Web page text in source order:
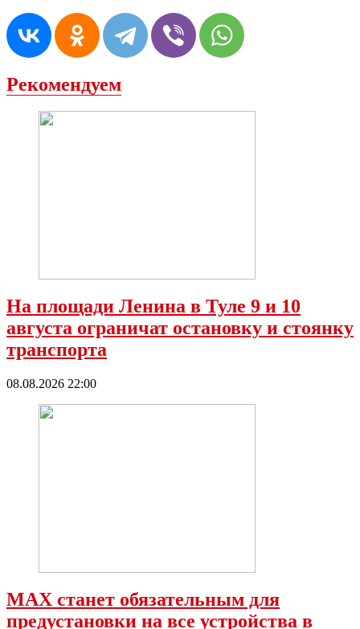
Рекомендуем
На площади Ленина в Туле 9 и 10
августа ограничат остановку и стоянку
транспорта
08.08.2026 22:00
МАХ станет обязательным для
предустановки на все устройства в